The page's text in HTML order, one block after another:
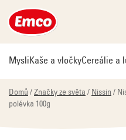
na
obsah
MysliKaše a vločkyCereálie a
Domů / Značky ze světa / Nissin /
polévka 100g